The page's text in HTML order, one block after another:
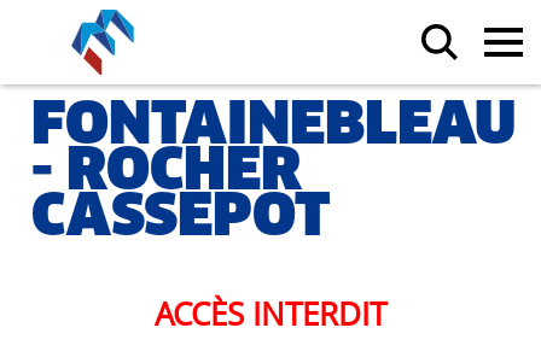
FONTAINEBLEAU
- ROCHER
CASSEPOT
ACCÈS INTERDIT